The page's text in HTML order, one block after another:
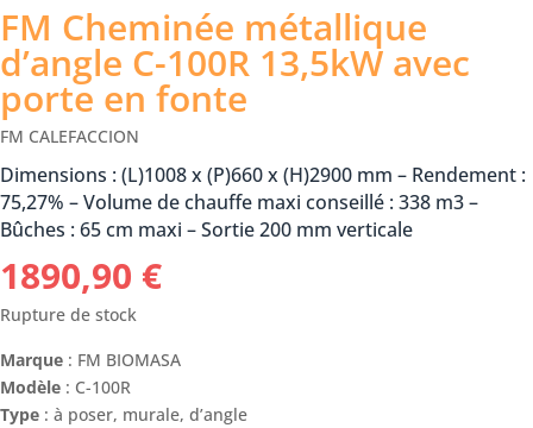
FM Cheminée métallique
d’angle C-100R 13,5kW avec
porte en fonte
FM CALEFACCION
Dimensions : (L)1008 x (P)660 x (H)2900 mm – Rendement :
75,27% – Volume de chauffe maxi conseillé : 338 m3 –
Bûches : 65 cm maxi – Sortie 200 mm verticale
1890,90 €
Rupture de stock
Marque : FM BIOMASA
Modèle : C-100R
Type : à poser, murale, d’angle